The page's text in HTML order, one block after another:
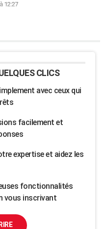
12:27
CLICS
avec ceux qui
facilement et
expertise et aidez les
fonctionnalités
vous inscrivant